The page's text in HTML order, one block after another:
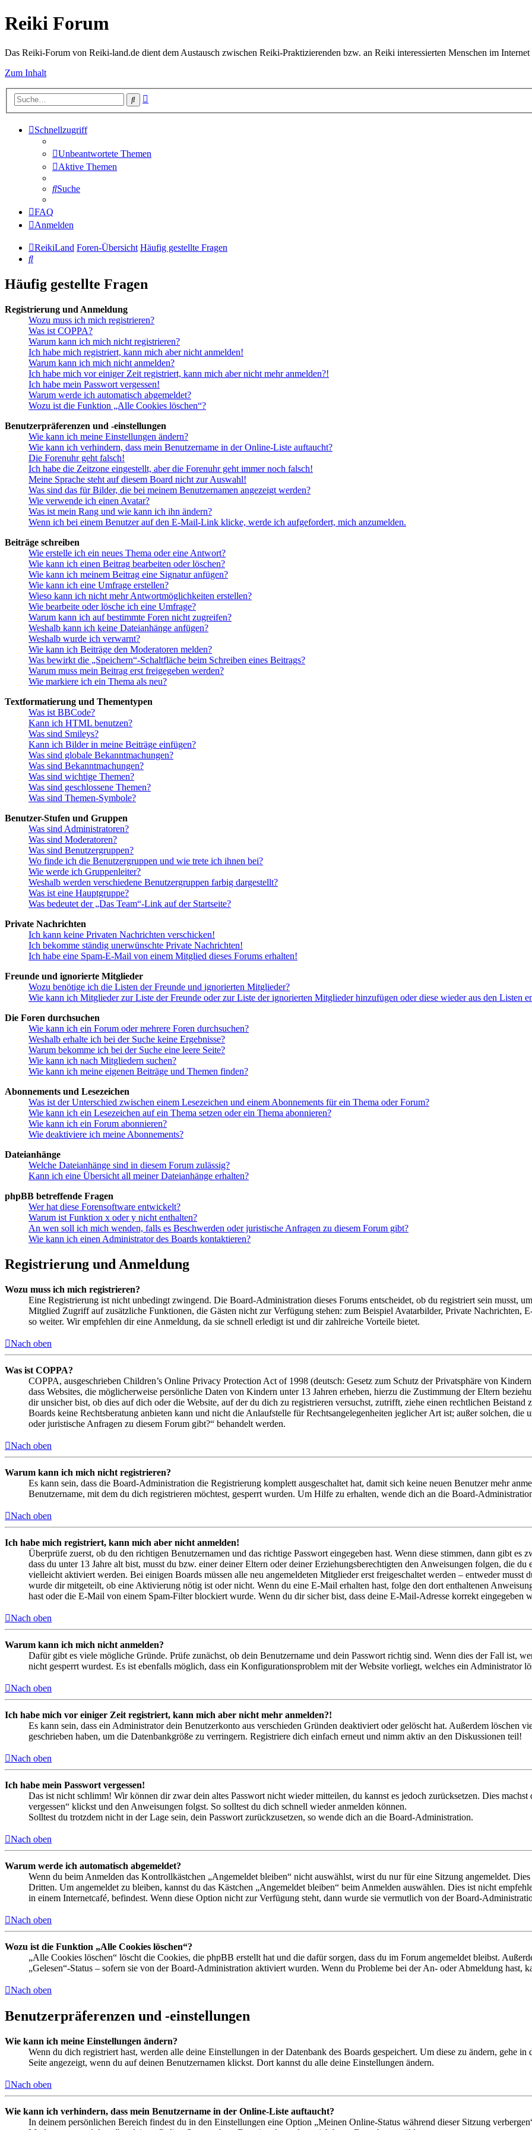
Reiki Forum
Das Reiki-Forum von Reiki-land.de dient dem Austausch zwischen Reiki-Praktizierenden bzw. an Reiki interessierten Menschen im Internet
Zum Inhalt
Suche
Schnellzugriff
Unbeantwortete Themen
Aktive Themen
Suche
FAQ
Anmelden
ReikiLand Foren-Übersicht Häufig gestellte Fragen
Suche
Häufig gestellte Fragen
Registrierung und Anmeldung
Wozu muss ich mich registrieren?
Was ist COPPA?
Warum kann ich mich nicht registrieren?
Ich habe mich registriert, kann mich aber nicht anmelden!
Warum kann ich mich nicht anmelden?
Ich habe mich vor einiger Zeit registriert, kann mich aber nicht mehr anmelden?!
Ich habe mein Passwort vergessen!
Warum werde ich automatisch abgemeldet?
Wozu ist die Funktion „Alle Cookies löschen“?
Benutzerpräferenzen und -einstellungen
Wie kann ich meine Einstellungen ändern?
Wie kann ich verhindern, dass mein Benutzername in der Online-Liste auftaucht?
Die Forenuhr geht falsch!
Ich habe die Zeitzone eingestellt, aber die Forenuhr geht immer noch falsch!
Meine Sprache steht auf diesem Board nicht zur Auswahl!
Was sind das für Bilder, die bei meinem Benutzernamen angezeigt werden?
Wie verwende ich einen Avatar?
Was ist mein Rang und wie kann ich ihn ändern?
Wenn ich bei einem Benutzer auf den E-Mail-Link klicke, werde ich aufgefordert, mich anzumelden.
Beiträge schreiben
Wie erstelle ich ein neues Thema oder eine Antwort?
Wie kann ich einen Beitrag bearbeiten oder löschen?
Wie kann ich meinem Beitrag eine Signatur anfügen?
Wie kann ich eine Umfrage erstellen?
Wieso kann ich nicht mehr Antwortmöglichkeiten erstellen?
Wie bearbeite oder lösche ich eine Umfrage?
Warum kann ich auf bestimmte Foren nicht zugreifen?
Weshalb kann ich keine Dateianhänge anfügen?
Weshalb wurde ich verwarnt?
Wie kann ich Beiträge den Moderatoren melden?
Was bewirkt die „Speichern“-Schaltfläche beim Schreiben eines Beitrags?
Warum muss mein Beitrag erst freigegeben werden?
Wie markiere ich ein Thema als neu?
Textformatierung und Thementypen
Was ist BBCode?
Kann ich HTML benutzen?
Was sind Smileys?
Kann ich Bilder in meine Beiträge einfügen?
Was sind globale Bekanntmachungen?
Was sind Bekanntmachungen?
Was sind wichtige Themen?
Was sind geschlossene Themen?
Was sind Themen-Symbole?
Benutzer-Stufen und Gruppen
Was sind Administratoren?
Was sind Moderatoren?
Was sind Benutzergruppen?
Wo finde ich die Benutzergruppen und wie trete ich ihnen bei?
Wie werde ich Gruppenleiter?
Weshalb werden verschiedene Benutzergruppen farbig dargestellt?
Was ist eine Hauptgruppe?
Was bedeutet der „Das Team“-Link auf der Startseite?
Private Nachrichten
Ich kann keine Privaten Nachrichten verschicken!
Ich bekomme ständig unerwünschte Private Nachrichten!
Ich habe eine Spam-E-Mail von einem Mitglied dieses Forums erhalten!
Freunde und ignorierte Mitglieder
Wozu benötige ich die Listen der Freunde und ignorierten Mitglieder?
Wie kann ich Mitglieder zur Liste der Freunde oder zur Liste der ignorierten Mitglieder hinzufügen oder diese wieder aus den Listen
Die Foren durchsuchen
Wie kann ich ein Forum oder mehrere Foren durchsuchen?
Weshalb erhalte ich bei der Suche keine Ergebnisse?
Warum bekomme ich bei der Suche eine leere Seite?
Wie kann ich nach Mitgliedern suchen?
Wie kann ich meine eigenen Beiträge und Themen finden?
Abonnements und Lesezeichen
Was ist der Unterschied zwischen einem Lesezeichen und einem Abonnements für ein Thema oder Forum?
Wie kann ich ein Lesezeichen auf ein Thema setzen oder ein Thema abonnieren?
Wie kann ich ein Forum abonnieren?
Wie deaktiviere ich meine Abonnements?
Dateianhänge
Welche Dateianhänge sind in diesem Forum zulässig?
Kann ich eine Übersicht all meiner Dateianhänge erhalten?
phpBB betreffende Fragen
Wer hat diese Forensoftware entwickelt?
Warum ist Funktion x oder y nicht enthalten?
An wen soll ich mich wenden, falls es Beschwerden oder juristische Anfragen zu diesem Forum gibt?
Wie kann ich einen Administrator des Boards kontaktieren?
Registrierung und Anmeldung
Wozu muss ich mich registrieren?
Eine Registrierung ist nicht unbedingt zwingend. Die Board-Administration dieses Forums entscheidet, ob du registriert sein musst,
Mitglied Zugriff auf zusätzliche Funktionen, die Gästen nicht zur Verfügung stehen: zum Beispiel Avatarbilder, Private Nachrichten,
so weiter. Wir empfehlen dir eine Anmeldung, da sie schnell erledigt ist und dir zahlreiche Vorteile bietet.
Nach oben
Was ist COPPA?
COPPA, ausgeschrieben Children’s Online Privacy Protection Act of 1998 (deutsch: Gesetz zum Schutz der Privatsphäre von
dass Websites, die möglicherweise persönliche Daten von Kindern unter 13 Jahren erheben, hierzu die Zustimmung der Eltern
dir unsicher bist, ob dies auf dich oder die Website, auf der du dich zu registrieren versuchst, zutrifft, ziehe einen rechtlichen
Boards keine Rechtsberatung anbieten kann und nicht die Anlaufstelle für Rechtsangelegenheiten jeglicher Art ist; außer solchen,
oder juristische Anfragen zu diesem Forum gibt?“ behandelt werden.
Nach oben
Warum kann ich mich nicht registrieren?
Es kann sein, dass die Board-Administration die Registrierung komplett ausgeschaltet hat, damit sich keine neuen Benutzer mehr
Benutzername, mit dem du dich registrieren möchtest, gesperrt wurden. Um Hilfe zu erhalten, wende dich an die Board-
Nach oben
Ich habe mich registriert, kann mich aber nicht anmelden!
Überprüfe zuerst, ob du den richtigen Benutzernamen und das richtige Passwort eingegeben hast. Wenn diese stimmen, dann gibt es
dass du unter 13 Jahre alt bist, musst du bzw. einer deiner Eltern oder deiner Erziehungsberechtigten den Anweisungen folgen, die
vielleicht aktiviert werden. Bei einigen Boards müssen alle neu angemeldeten Mitglieder erst freigeschaltet werden – entweder musst
wurde dir mitgeteilt, ob eine Aktivierung nötig ist oder nicht. Wenn du eine E-Mail erhalten hast, folge den dort enthaltenen
hast oder die E-Mail von einem Spam-Filter blockiert wurde. Wenn du dir sicher bist, dass deine E-Mail-Adresse korrekt eingegeben
Nach oben
Warum kann ich mich nicht anmelden?
Dafür gibt es viele mögliche Gründe. Prüfe zunächst, ob dein Benutzername und dein Passwort richtig sind. Wenn dies der Fall ist,
nicht gesperrt wurdest. Es ist ebenfalls möglich, dass ein Konfigurationsproblem mit der Website vorliegt, welches ein Administrator
Nach oben
Ich habe mich vor einiger Zeit registriert, kann mich aber nicht mehr anmelden?!
Es kann sein, dass ein Administrator dein Benutzerkonto aus verschieden Gründen deaktiviert oder gelöscht hat. Außerdem löschen
geschrieben haben, um die Datenbankgröße zu verringern. Registriere dich einfach erneut und nimm aktiv an den Diskussionen teil!
Nach oben
Ich habe mein Passwort vergessen!
Das ist nicht schlimm! Wir können dir zwar dein altes Passwort nicht wieder mitteilen, du kannst es jedoch zurücksetzen. Dies
vergessen“ klickst und den Anweisungen folgst. So solltest du dich schnell wieder anmelden können.
Solltest du trotzdem nicht in der Lage sein, dein Passwort zurückzusetzen, so wende dich an die Board-Administration.
Nach oben
Warum werde ich automatisch abgemeldet?
Wenn du beim Anmelden das Kontrollkästchen „Angemeldet bleiben“ nicht auswählst, wirst du nur für eine Sitzung angemeldet.
Dritten. Um angemeldet zu bleiben, kannst du das Kästchen „Angemeldet bleiben“ beim Anmelden auswählen. Dies ist nicht
in einem Internetcafé, befindest. Wenn diese Option nicht zur Verfügung steht, dann wurde sie vermutlich von der Board-
Nach oben
Wozu ist die Funktion „Alle Cookies löschen“?
„Alle Cookies löschen“ löscht die Cookies, die phpBB erstellt hat und die dafür sorgen, dass du im Forum angemeldet bleibst.
„Gelesen“-Status – sofern sie von der Board-Administration aktiviert wurden. Wenn du Probleme bei der An- oder Abmeldung hast,
Nach oben
Benutzerpräferenzen und -einstellungen
Wie kann ich meine Einstellungen ändern?
Wenn du dich registriert hast, werden alle deine Einstellungen in der Datenbank des Boards gespeichert. Um diese zu ändern, gehe
Seite angezeigt, wenn du auf deinen Benutzernamen klickst. Dort kannst du alle deine Einstellungen ändern.
Nach oben
Wie kann ich verhindern, dass mein Benutzername in der Online-Liste auftaucht?
In deinem persönlichen Bereich findest du in den Einstellungen eine Option „Meinen Online-Status während dieser Sitzung